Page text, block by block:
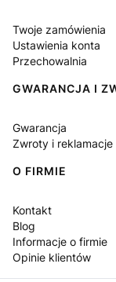
Twoje zamówienia
Ustawienia konta
Przechowalnia
GWARANCJA I
Gwarancja
Zwroty i reklamacje
O FIRMIE
Kontakt
Blog
Informacje o firmie
Opinie klientów